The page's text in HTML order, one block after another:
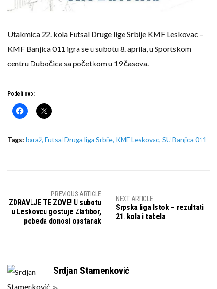
Utakmica 22. kola Futsal Druge lige Srbije KMF Leskovac –
KMF Banjica 011 igra se u subotu 8. aprila, u Sportskom
centru Dubočica sa početkom u 19 časova.
Podeli ovo:
Tags: baraž, Futsal Druga liga Srbije, KMF Leskovac, SU Banjica 011
PREVIOUS ARTICLE
ZDRAVLJE TE ZOVE! U subotu
u Leskovcu gostuje Zlatibor,
pobeda donosi opstanak
NEXT ARTICLE
Srpska liga Istok – rezultati
21. kola i tabela
Srdjan Stamenković